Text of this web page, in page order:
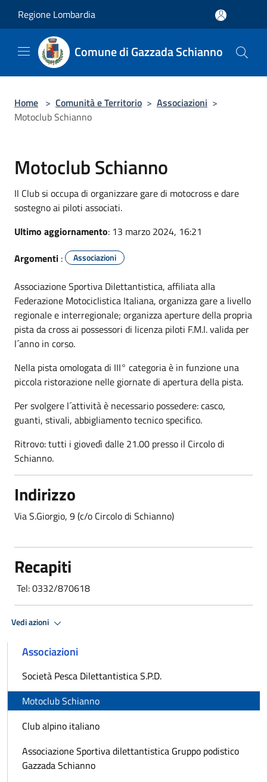
Regione Lombardia
Comune di Gazzada Schianno
Home > Comunità e Territorio > Associazioni >
Motoclub Schianno
Motoclub Schianno
Il Club si occupa di organizzare gare di motocross e dare
sostegno ai piloti associati.
Ultimo aggiornamento: 13 marzo 2024, 16:21
Argomenti : Associazioni
Associazione Sportiva Dilettantistica, affiliata alla
Federazione Motociclistica Italiana, organizza gare a livello
regionale e interregionale; organizza aperture della propria
pista da cross ai possessori di licenza piloti F.M.I. valida per
l´anno in corso.
Nella pista omologata di III° categoria è in funzione una
piccola ristorazione nelle giornate di apertura della pista.
Per svolgere l´attività è necessario possedere: casco,
guanti, stivali, abbigliamento tecnico specifico.
Ritrovo: tutti i giovedì dalle 21.00 presso il Circolo di
Schianno.
Indirizzo
Via S.Giorgio, 9 (c/o Circolo di Schianno)
Recapiti
Tel: 0332/870618
Vedi azioni
Associazioni
Società Pesca Dilettantistica S.P.D.
Motoclub Schianno
Club alpino italiano
Associazione Sportiva dilettantistica Gruppo podistico
Gazzada Schianno